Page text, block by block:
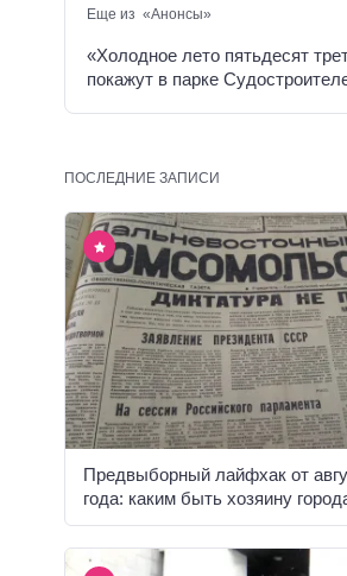
Еще из «Анонсы»
«Холодное лето пятьдесят
покажут в парке
ПОСЛЕДНИЕ ЗАПИСИ
Предвыборный лайфхак от
года: каким быть хозяину